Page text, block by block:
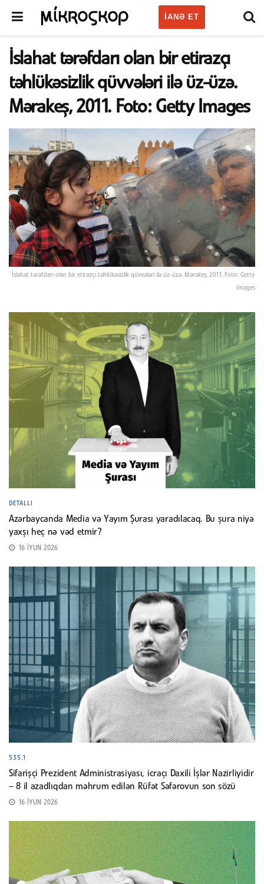
IANƏ ET
İslahat tərəfdarı olan bir etirazçı
təhlükəsizlik qüvvələri ilə üz-üzə.
Mərakeş, 2011. Foto: Getty Images
İslahat tərəfdarı olan bir etirazçı təhlükəsizlik qüvvələri ilə üz-üzə. Mərakeş, 2011. Foto: Getty
Images
DETALLI
Azərbaycanda Media və Yayım Şurası yaradılacaq. Bu şura niyə
yaxşı heç nə vəd etmir?
16 İYUN 2026
535.1
Sifarişçi Prezident Administrasiyası, icraçı Daxili İşlər Nazirliyidir
– 8 il azadlıqdan məhrum edilən Rüfət Səfərovun son sözü
16 İYUN 2026